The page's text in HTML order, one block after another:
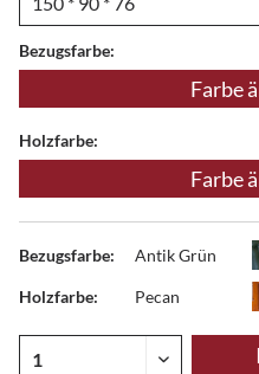
Bezugsfarbe:
Farbe
Holzfarbe:
Farbe
Bezugsfarbe: Antik Grün
Holzfarbe: Pecan